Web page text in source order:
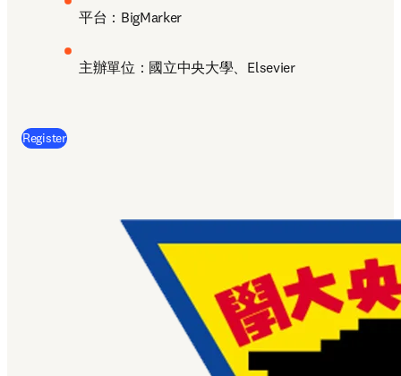
平台：BigMarker
主辦單位：國立中央大學、Elsevier
Register(